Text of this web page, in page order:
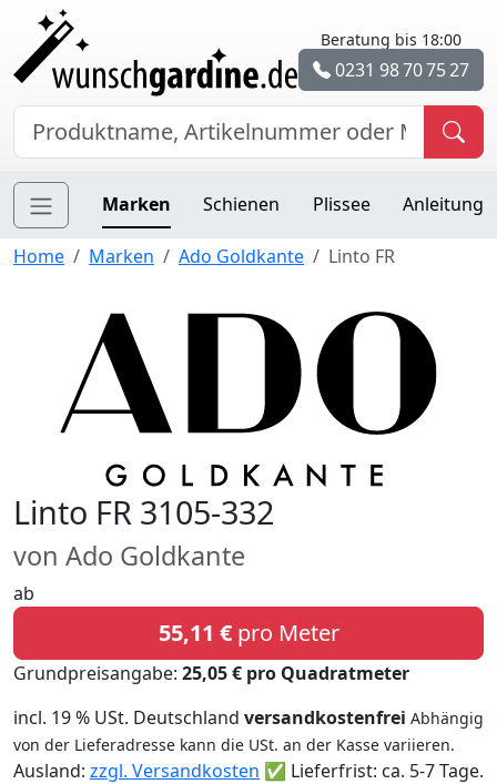
Beratung bis 18:00
0231 98 70 75 27
Marken Schienen Plissee Anleitung
Home Marken Ado Goldkante Linto FR
Linto FR 3105-332
von Ado Goldkante
ab
55,11 €pro Meter
Grundpreisangabe: 25,05 € pro Quadratmeter
incl. 19 % USt. Deutschland versandkostenfrei Abhängig
von der Lieferadresse kann die USt. an der Kasse variieren.
Ausland: zzgl. Versandkosten ✅ Lieferfrist: ca. 5-7 Tage.